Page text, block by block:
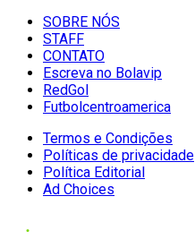
SOBRE NÓS
STAFF
CONTATO
Escreva no Bolavip
RedGol
Futbolcentroamerica
Termos e Condições
Políticas de privacidade
Política Editorial
Ad Choices